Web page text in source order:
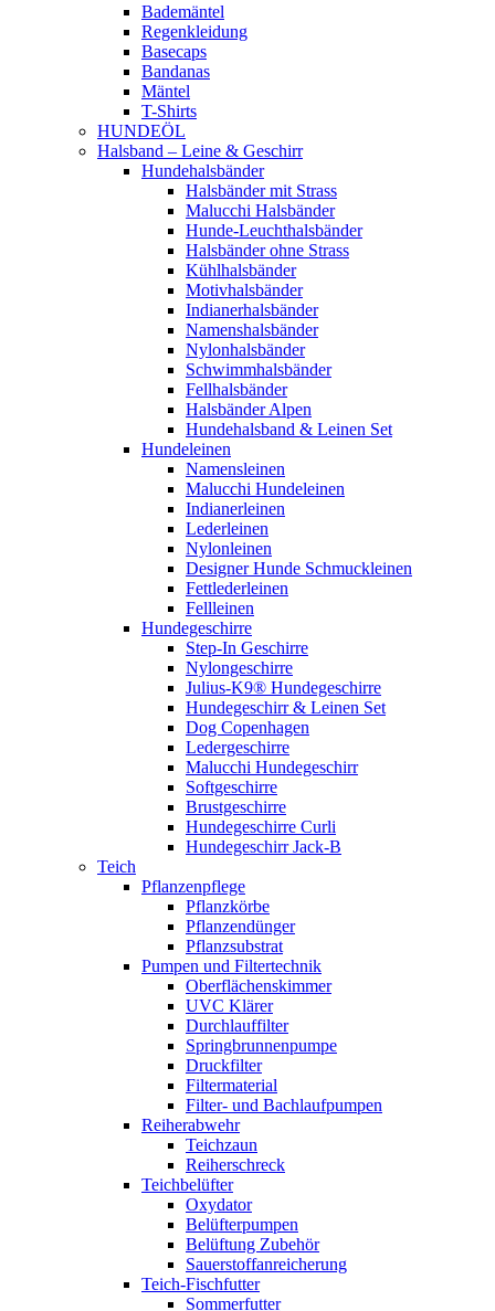
Bademäntel
Regenkleidung
Basecaps
Bandanas
Mäntel
T-Shirts
HUNDEÖL
Halsband – Leine & Geschirr
Hundehalsbänder
Halsbänder mit Strass
Malucchi Halsbänder
Hunde-Leuchthalsbänder
Halsbänder ohne Strass
Kühlhalsbänder
Motivhalsbänder
Indianerhalsbänder
Namenshalsbänder
Nylonhalsbänder
Schwimmhalsbänder
Fellhalsbänder
Halsbänder Alpen
Hundehalsband & Leinen Set
Hundeleinen
Namensleinen
Malucchi Hundeleinen
Indianerleinen
Lederleinen
Nylonleinen
Designer Hunde Schmuckleinen
Fettlederleinen
Fellleinen
Hundegeschirre
Step-In Geschirre
Nylongeschirre
Julius-K9® Hundegeschirre
Hundegeschirr & Leinen Set
Dog Copenhagen
Ledergeschirre
Malucchi Hundegeschirr
Softgeschirre
Brustgeschirre
Hundegeschirre Curli
Hundegeschirr Jack-B
Teich
Pflanzenpflege
Pflanzkörbe
Pflanzendünger
Pflanzsubstrat
Pumpen und Filtertechnik
Oberflächenskimmer
UVC Klärer
Durchlauffilter
Springbrunnenpumpe
Druckfilter
Filtermaterial
Filter- und Bachlaufpumpen
Reiherabwehr
Teichzaun
Reiherschreck
Teichbelüfter
Oxydator
Belüfterpumpen
Belüftung Zubehör
Sauerstoffanreicherung
Teich-Fischfutter
Sommerfutter